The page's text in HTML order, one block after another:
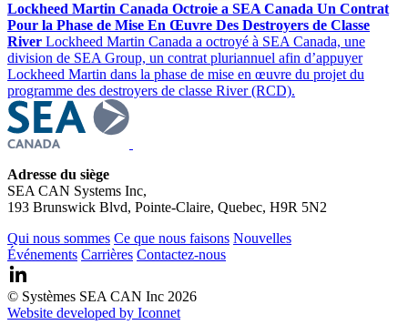
Lockheed Martin Canada Octroie a SEA Canada Un Contrat
Pour la Phase de Mise En Œuvre Des Destroyers de Classe
River Lockheed Martin Canada a octroyé à SEA Canada, une
division de SEA Group, un contrat pluriannuel afin d’appuyer
Lockheed Martin dans la phase de mise en œuvre du projet du
programme des destroyers de classe River (RCD).
Adresse du siège
SEA CAN Systems Inc,
193 Brunswick Blvd, Pointe-Claire, Quebec, H9R 5N2
Qui nous sommes Ce que nous faisons Nouvelles
Événements Carrières Contactez-nous
© Systèmes SEA CAN Inc 2026
Website developed by Iconnet